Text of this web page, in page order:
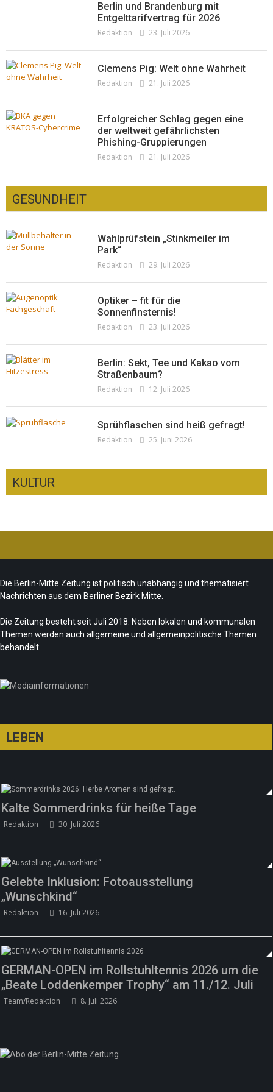
Berlin und Brandenburg mit
Entgelttarifvertrag für 2026
Redaktion 23. Juli 2026
Clemens Pig: Welt ohne Wahrheit
Redaktion 21. Juli 2026
Erfolgreicher Schlag gegen eine
der weltweit gefährlichsten
Phishing-Gruppierungen
Redaktion 21. Juli 2026
GESUNDHEIT
Wahlprüfstein „Stinkmeiler im
Park“
Redaktion 29. Juli 2026
Optiker – fit für die
Sonnenfinsternis!
Redaktion 23. Juli 2026
Berlin: Sekt, Tee und Kakao vom
Straßenbaum?
Redaktion 12. Juli 2026
Sprühflaschen sind heiß gefragt!
Redaktion 25. Juni 2026
KULTUR
Folgerungen
Fête de la Musique 2026 – Summer makes
music
Redaktion 21. Juni 2026
Sommer in Berlin – die neue Edition vom
Die Berlin-Mitte Zeitung ist politisch unabhängig und thematisiert
Nachrichten aus dem Berliner Bezirk Mitte.
Die Zeitung besteht seit Juli 2018. Neben lokalen und kommunalen
Themen werden auch allgemeine und allgemeinpolitische Themen
behandelt.
LEBEN
Kalte Sommerdrinks für heiße Tage
Redaktion 30. Juli 2026
Gelebte Inklusion: Fotoausstellung
„Wunschkind“
Redaktion 16. Juli 2026
GERMAN-OPEN im Rollstuhltennis 2026 um die
„Beate Loddenkemper Trophy“ am 11./12. Juli
Team/Redaktion 8. Juli 2026